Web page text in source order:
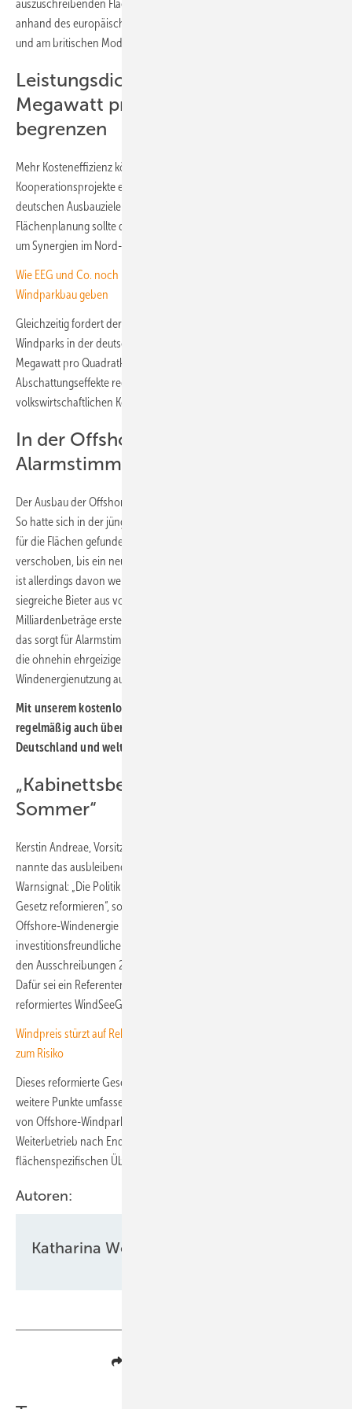
auszuschreibenden Flächen. Die Indexierung solle mindestens
anhand des europäischen Verbraucherpreisindexes HICP eingeführt
und am britischen Modell ausgerichtet werden.
Leistungsdichte auf sieben
Megawatt pro Quadratkilometer
begrenzen
Mehr Kosteneffizienz könnte durch grenzüberschreitende Offshore-
Kooperationsprojekte erreicht werden, die dann anteilig auf die
deutschen Ausbauziele angerechnet werden sollten, so der BDEW. Die
Flächenplanung sollte daher stärker europäisch ausgerichtet werden,
um Synergien im Nord- und Ostseeraum besser zu nutzen.
Wie EEG und Co. noch rechtzeitig die richtigen Signale für den
Windparkbau geben
Gleichzeitig fordert der Verband, die Leistungsdichte neuer Offshore-
Windparks in der deutschen Nordsee auf in der Regel maximal sieben
Megawatt pro Quadratkilometer zu begrenzen. So könnten
Abschattungseffekte reduziert, die Stromerträge erhöht und die
volkswirtschaftlichen Kosten des Offshore-Ausbaus gesenkt werden.
In der Offshore-Branche herrscht
Alarmstimmung
Der Ausbau der Offshore-Windenergie stockt derzeit in Deutschland.
So hatte sich in der jüngsten Ausschreibungsrunde 2025 kein Bieter
für die Flächen gefunden. Die kommende Runde wurde danach
verschoben, bis ein neues Ausschreibungsdesign gefunden ist. Noch
ist allerdings davon wenig zu hören. Unterdessen versuchen offenbar
siegreiche Bieter aus vorangegangenen Auktionsrunden, ihre für
Milliardenbeträge ersteigerten Baurechte wieder zurückzugeben. All
das sorgt für Alarmstimmung in der Offshore-Branche und gefährdet
die ohnehin ehrgeizigen Ziele für den Ausbau der
Windenergienutzung auf See.
Mit unserem kostenlosen Newsletter informieren wir Sie
regelmäßig auch über die Entwicklung der Offshore-Windkraft in
Deutschland und weltweit.
„Kabinettsbeschluss noch im
Sommer“
Kerstin Andreae, Vorsitzende der BDEW-Hauptgeschäftsführung,
nannte das ausbleibende Interesse an den Auktionen ein klares
Warnsignal: „Die Politik muss dringend handeln und das WindSee-
Gesetz reformieren“, so Andreae. Für den weiteren Ausbau der
Offshore-Windenergie brauche es verlässliche und
investitionsfreundliche Rahmenbedingungen. „Projekte müssen in
den Ausschreibungen 2027 wieder wirtschaftlich darstellbar sein.“
Dafür sei ein Referentenentwurf und ein Kabinettsbeschluss für ein
reformiertes WindSeeG noch im Sommer erforderlich.
Windpreis stürzt auf Rekordtief – Auktionserfolg wird für Projektierer
zum Risiko
Dieses reformierte Gesetz soll nach Auffassung des BDEW noch
weitere Punkte umfassen, darunter eine Ausweitung der Betriebsdauer
von Offshore-Windparks von 25 auf 35 Jahre, Regelungen für den
Weiterbetrieb nach Ende der Förderung sowie Festlegungen zu einer
flächenspezifischen Überbauung der Netzanschlüsse.
Autoren:
Katharina Wolf